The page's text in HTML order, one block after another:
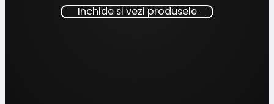
Inchide si vezi produsele